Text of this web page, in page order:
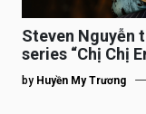
Steven Nguyễn
series “Chị Chị
by Huyền My Trương